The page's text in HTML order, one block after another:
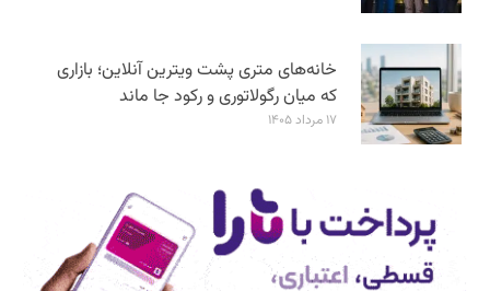
خانه‌های متری پشت ویترین آنلاین؛ بازاری
که میان رگولاتوری و رکود جا ماند
۱۷ مرداد ۱۴۰۵